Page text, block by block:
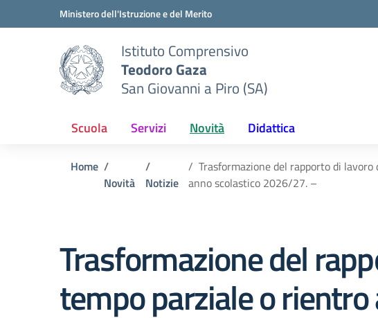
Vai ai contenuti
Vai al menu di navigazioneMinistero dell'Istruzione e del Merito
Istituto Comprensivo
Teodoro Gaza
San Giovanni a Piro (SA)
Scuola Servizi Novità Didattica
Home
Novità
Notizie
Trasformazione del rapporto di
anno scolastico 2026/27. –
Trasformazione del
tempo parziale o